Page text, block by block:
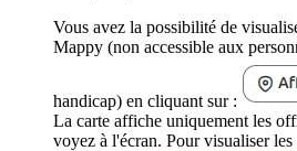
Vous avez la possibilité de
Mappy (non accessible aux
handicap) en cliquant sur :
La carte affiche uniquement les
voyez à l'écran. Pour visualiser